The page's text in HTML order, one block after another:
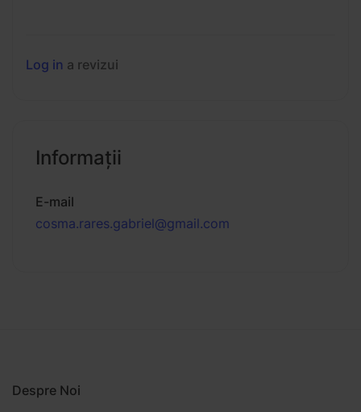
Log in a revizui
Informaţii
E-mail
cosma.rares.gabriel@gmail.com
Despre Noi